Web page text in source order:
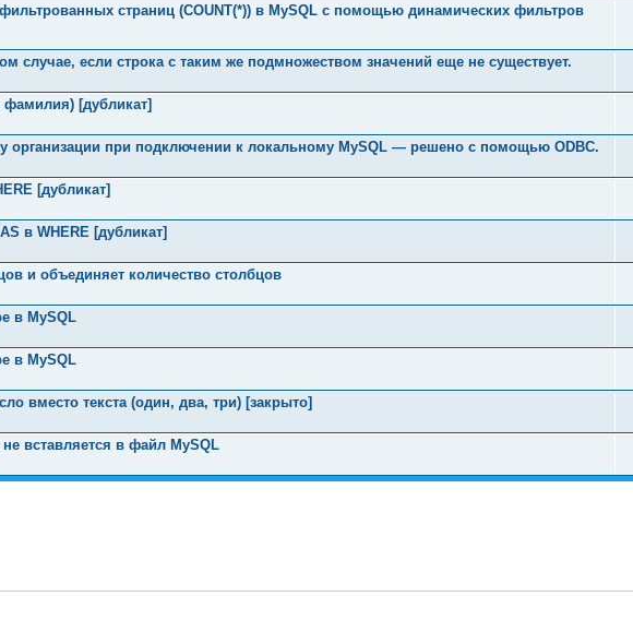
страниц (COUNT(*)) в MySQL с помощью динамических фильтров
случае, если строка с таким же подмножеством значений еще не существует.
[дубликат]
организации при подключении к локальному MySQL — решено с помощью ODBC.
[дубликат]
в WHERE [дубликат]
и объединяет количество столбцов
в MySQL
в MySQL
вместо текста (один, два, три) [закрыто]
вставляется в файл MySQL